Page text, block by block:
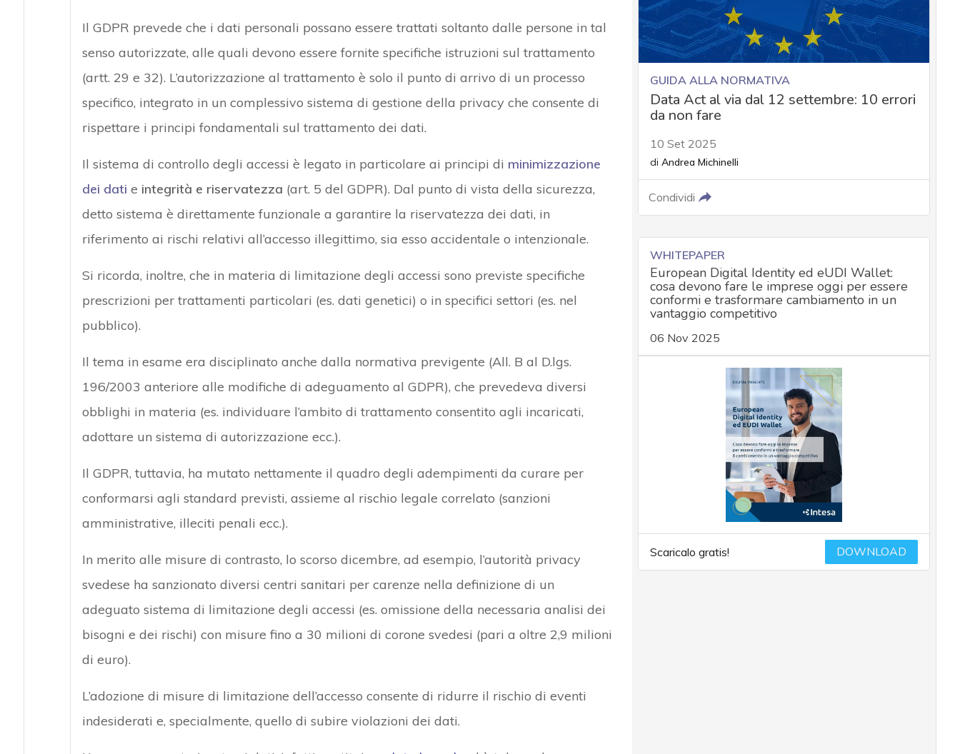
Il GDPR prevede che i dati personali possano essere trattati soltanto dalle persone in tal
senso autorizzate, alle quali devono essere fornite specifiche istruzioni sul trattamento
(artt. 29 e 32). L’autorizzazione al trattamento è solo il punto di arrivo di un processo
specifico, integrato in un complessivo sistema di gestione della privacy che consente di
rispettare i principi fondamentali sul trattamento dei dati.
Il sistema di controllo degli accessi è legato in particolare ai principi di minimizzazione
dei dati e integrità e riservatezza (art. 5 del GDPR). Dal punto di vista della sicurezza,
detto sistema è direttamente funzionale a garantire la riservatezza dei dati, in
riferimento ai rischi relativi all’accesso illegittimo, sia esso accidentale o intenzionale.
Si ricorda, inoltre, che in materia di limitazione degli accessi sono previste specifiche
prescrizioni per trattamenti particolari (es. dati genetici) o in specifici settori (es. nel
pubblico).
Il tema in esame era disciplinato anche dalla normativa previgente (All. B al D.lgs.
196/2003 anteriore alle modifiche di adeguamento al GDPR), che prevedeva diversi
obblighi in materia (es. individuare l’ambito di trattamento consentito agli incaricati,
adottare un sistema di autorizzazione ecc.).
Il GDPR, tuttavia, ha mutato nettamente il quadro degli adempimenti da curare per
conformarsi agli standard previsti, assieme al rischio legale correlato (sanzioni
amministrative, illeciti penali ecc.).
In merito alle misure di contrasto, lo scorso dicembre, ad esempio, l’autorità privacy
svedese ha sanzionato diversi centri sanitari per carenze nella definizione di un
adeguato sistema di limitazione degli accessi (es. omissione della necessaria analisi dei
bisogni e dei rischi) con misure fino a 30 milioni di corone svedesi (pari a oltre 2,9 milioni
di euro).
L’adozione di misure di limitazione dell’accesso consente di ridurre il rischio di eventi
indesiderati e, specialmente, quello di subire violazioni dei dati.
GUIDA ALLA NORMATIVA
Data Act al via dal 12 settembre: 10 errori
da non fare
10 Set 2025
di Andrea Michinelli
Condividi
WHITEPAPER
European Digital Identity ed eUDI Wallet:
cosa devono fare le imprese oggi per essere
conformi e trasformare cambiamento in un
vantaggio competitivo
06 Nov 2025
Scaricalo gratis! DOWNLOAD